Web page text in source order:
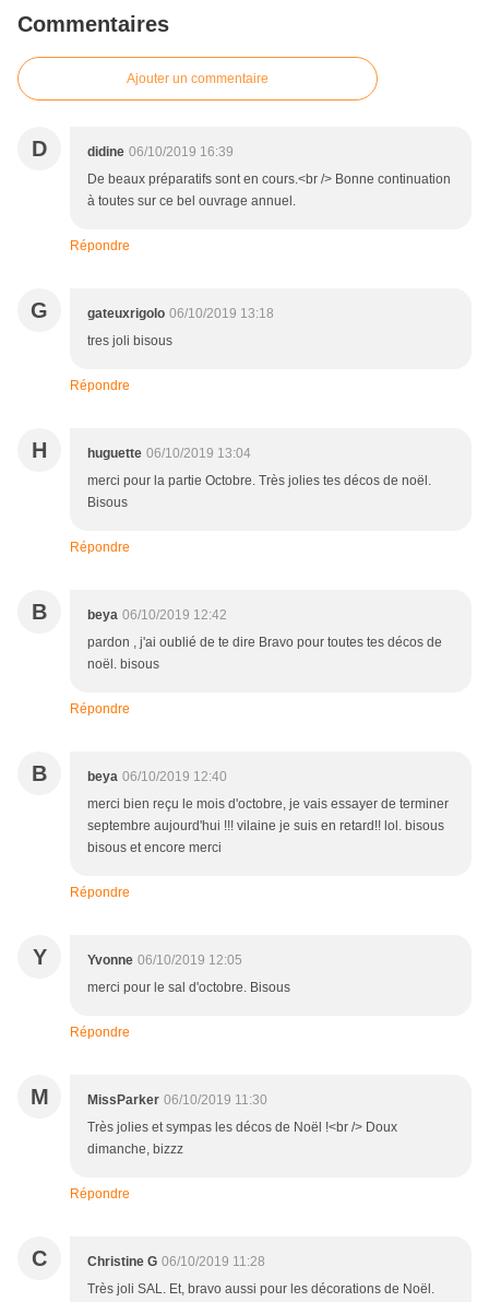
Commentaires
Ajouter un commentaire
D didine 06/10/2019 16:39
De beaux préparatifs sont en cours.<br /> Bonne continuation
à toutes sur ce bel ouvrage annuel.
Répondre
G gateuxrigolo 06/10/2019 13:18
tres joli bisous
Répondre
H huguette 06/10/2019 13:04
merci pour la partie Octobre. Très jolies tes décos de noël.
Bisous
Répondre
B beya 06/10/2019 12:42
pardon , j'ai oublié de te dire Bravo pour toutes tes décos de
noël. bisous
Répondre
B beya 06/10/2019 12:40
merci bien reçu le mois d'octobre, je vais essayer de terminer
septembre aujourd'hui !!! vilaine je suis en retard!! lol. bisous
bisous et encore merci
Répondre
Y Yvonne 06/10/2019 12:05
merci pour le sal d'octobre. Bisous
Répondre
M MissParker 06/10/2019 11:30
Très jolies et sympas les décos de Noël !<br /> Doux
dimanche, bizzz
Répondre
C Christine G 06/10/2019 11:28
Très joli SAL. Et, bravo aussi pour les décorations de Noël.